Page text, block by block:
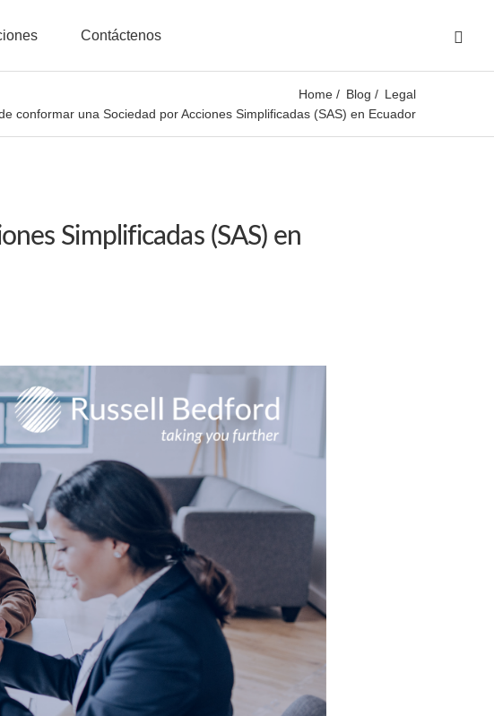
Contáctenos
Home Blog
Legal
conformar una Sociedad por Acciones Simplificadas (SAS) en Ecuador
Simplificadas (SAS) en